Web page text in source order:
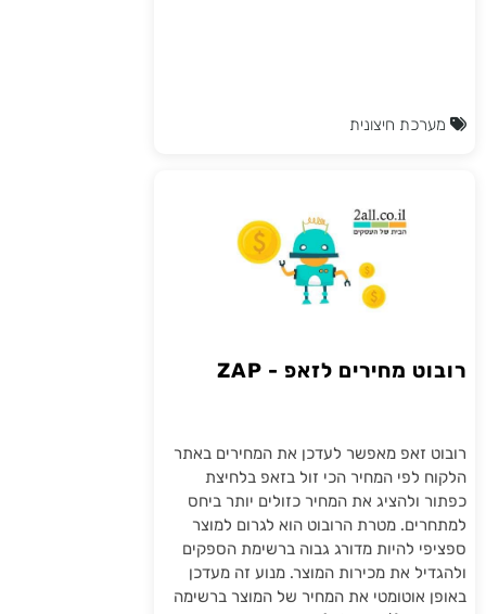
מערכת חיצונית
רובוט מחירים לזאפ - ZAP
רובוט זאפ מאפשר לעדכן את המחירים באתר
הלקוח לפי המחיר הכי זול בזאפ בלחיצת
כפתור ולהציג את המחיר כזולים יותר ביחס
למתחרים. מטרת הרובוט הוא לגרום למוצר
ספציפי להיות מדורג גבוה ברשימת הספקים
ולהגדיל את מכירות המוצר. מנוע זה מעדכן
באופן אוטומטי את המחיר של המוצר ברשימה